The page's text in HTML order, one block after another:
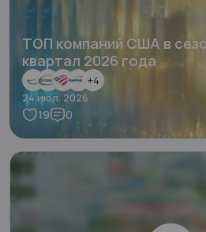
ТОП компаний США в
квартал 2026 года
+4
24 июл. 2026
19 0